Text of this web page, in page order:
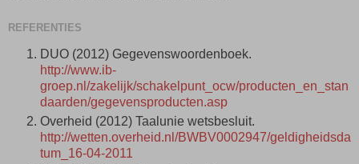
REFERENTIES
DUO (2012) Gegevenswoordenboek.
http://www.ib-
groep.nl/zakelijk/schakelpunt_ocw/producten_en_stan
daarden/gegevensproducten.asp
Overheid (2012) Taalunie wetsbesluit.
http://wetten.overheid.nl/BWBV0002947/geldigheidsda
tum_16-04-2011